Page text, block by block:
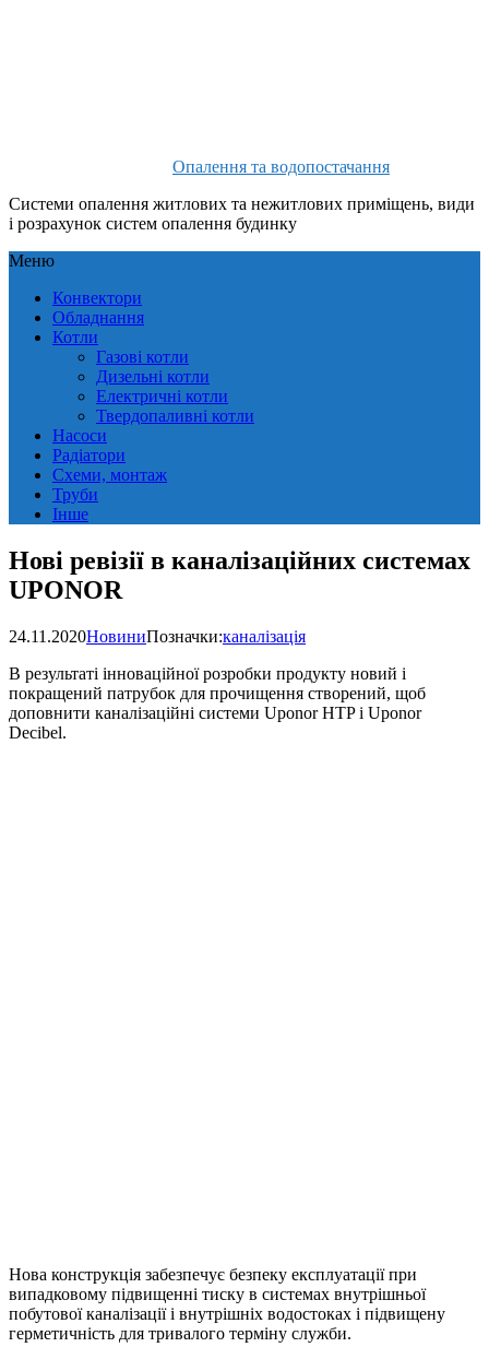
Опалення та водопостачання
Системи опалення житлових та нежитлових приміщень, види
і розрахунок систем опалення будинку
Меню
Конвектори
Обладнання
Котли
Газові котли
Дизельні котли
Електричні котли
Твердопаливні котли
Насоси
Радіатори
Схеми, монтаж
Труби
Інше
Нові ревізії в каналізаційних системах
UPONOR
24.11.2020НовиниПозначки:каналізація
В результаті інноваційної розробки продукту новий і
покращений патрубок для прочищення створений, щоб
доповнити каналізаційні системи Uponor HTP і Uponor
Decibel.
Нова конструкція забезпечує безпеку експлуатації при
випадковому підвищенні тиску в системах внутрішньої
побутової каналізації і внутрішніх водостоках і підвищену
герметичність для тривалого терміну служби.